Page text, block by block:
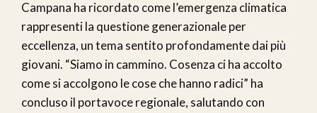
Campana ha ricordato come l’emergenza climatica
rappresenti la questione generazionale per
eccellenza, un tema sentito profondamente dai più
giovani. “Siamo in cammino. Cosenza ci ha accolto
come si accolgono le cose che hanno radici” ha
concluso il portavoce regionale, salutando con